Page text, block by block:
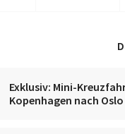
Exklusiv: Mini-
Kopenhagen nach